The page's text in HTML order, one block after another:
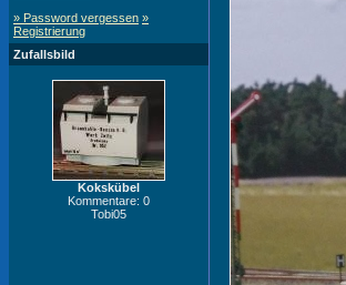
» Password vergessen »
Registrierung
Zufallsbild
Kokskübel
Kommentare: 0
Tobi05